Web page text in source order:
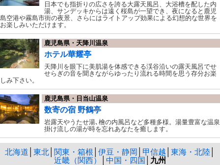
日本でも指折りの広さを誇る大露天風呂、大浴槽を配した内
湯、サンデッキからは遠く桜島が一望でき、夜になると鹿児
島空港や霧島市街の夜景、さらにはライトアップ効果による幻想的な世界を
お楽しみいただけます。
鹿児島県・天降川温泉
ホテル華耀亭
天降川を眼下に美肌湯を体感できる渓谷沿いの露天風呂でせ
せらぎの音を聞きながらゆったり流れる時間を思う存分お楽
しみ下さい。
鹿児島県・日当山温泉
数寄の宿 野鶴亭
岩露天やうたせ湯､檜の内風呂など多種多様。湯量豊富な温泉
掛け流しの湯が時を忘れあなたを癒します。
北海道 東北 関東・箱根 伊豆・静岡 甲信越 東海・北陸
近畿（関西）
中国・四国 九州